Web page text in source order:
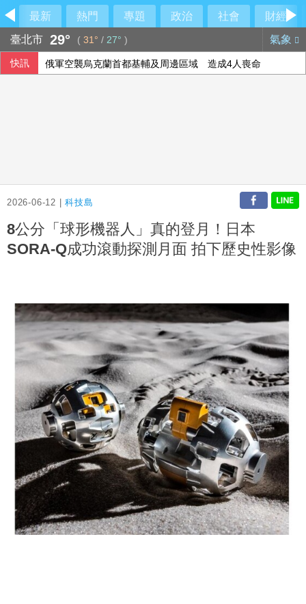
最新 熱門 專題 政治 社會
財經
臺北市 29° ( 31° / 27° ) 氣象
快訊 俄軍空襲烏克蘭首都基輔及周邊區域 造成4人喪命
2026-06-12 |科技島
8公分「球形機器人」真的登月！日本
SORA-Q成功滾動探測月面 拍下歷史性影像